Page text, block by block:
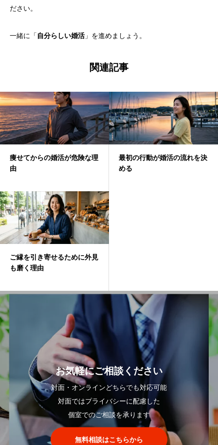
ださい。
一緒に「 自分らしい婚活 」を進めましょう。
関連記事
痩せてからの婚活が危険な理
由
最初の行動が婚活の流れを決
める
ご縁を引き寄せるために外見
も磨く理由
お気軽にご相談ください
対面・オンラインどちらでも対応可能
対面ではプライバシーに配慮した
個室でのご相談を承ります
無料相談はこちらから